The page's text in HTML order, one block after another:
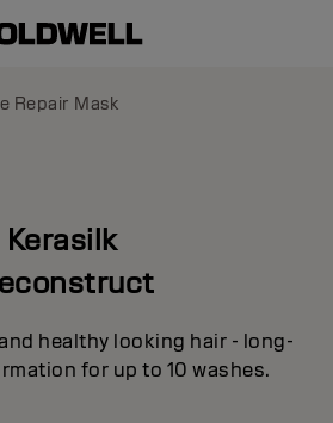
Repair Mask
Kerasilk
healthy looking hair - long-
for up to 10 washes.